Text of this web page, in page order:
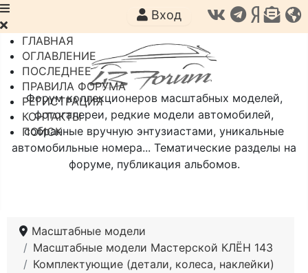
Форум коллекционеров масштабных моделей,
фотогалереи, редкие модели автомобилей,
собранные вручную энтузиастами, уникальные
автомобильные номера... Тематические разделы на
форуме, публикация альбомов.
Вход
ГЛАВНАЯ
ОГЛАВЛЕНИЕ
ПОСЛЕДНЕЕ
ПРАВИЛА ФОРУМА
РЕГИСТРАЦИЯ
КОНТАКТЫ
ПОИСК
Масштабные модели
Масштабные модели Мастерской КЛЁН 143
Комплектующие (детали, колеса, наклейки)